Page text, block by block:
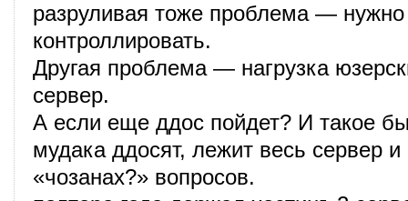
разруливая тоже проблема — нужно
контроллировать.
Другая проблема — нагрузка
сервер.
А если еще ддос пойдет? И такое
мудака ддосят, лежит весь сервер
«чозанах?» вопросов.